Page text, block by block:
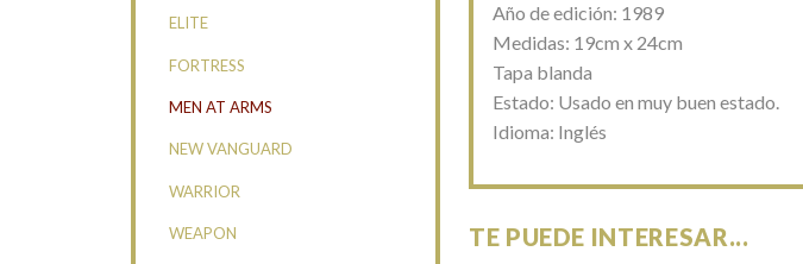
Año de edición: 1989
Medidas: 19cm x 24cm
Tapa blanda
Estado: Usado en muy buen estado.
Idioma: Inglés
TE PUEDE INTERESAR...
ELITE
FORTRESS
MEN AT ARMS
NEW VANGUARD
WARRIOR
WEAPON